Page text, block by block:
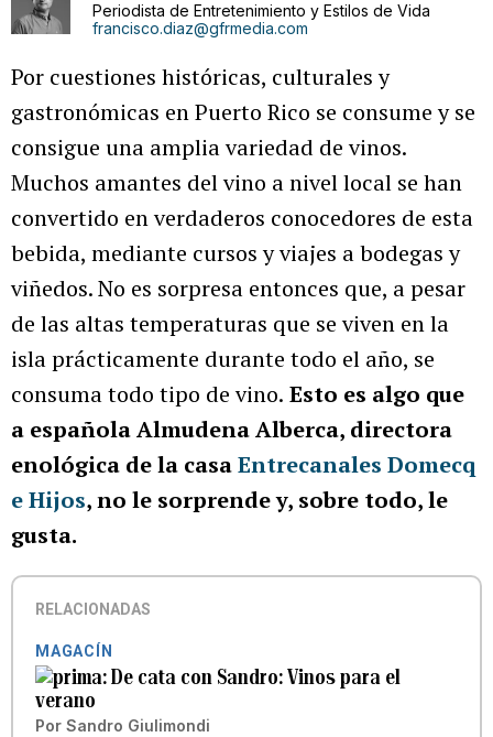
Periodista de Entretenimiento y Estilos de Vida
francisco.diaz@gfrmedia.com
Por cuestiones históricas, culturales y
gastronómicas en Puerto Rico se consume y se
consigue una amplia variedad de vinos.
Muchos amantes del vino a nivel local se han
convertido en verdaderos conocedores de esta
bebida, mediante cursos y viajes a bodegas y
viñedos. No es sorpresa entonces que, a pesar
de las altas temperaturas que se viven en la
isla prácticamente durante todo el año, se
consuma todo tipo de vino. Esto es algo que
a española Almudena Alberca, directora
enológica de la casaEntrecanales Domecq
e Hijos, no le sorprende y, sobre todo, le
gusta.
RELACIONADAS
MAGACÍN
De cata con Sandro: Vinos para el
verano
Por Sandro Giulimondi